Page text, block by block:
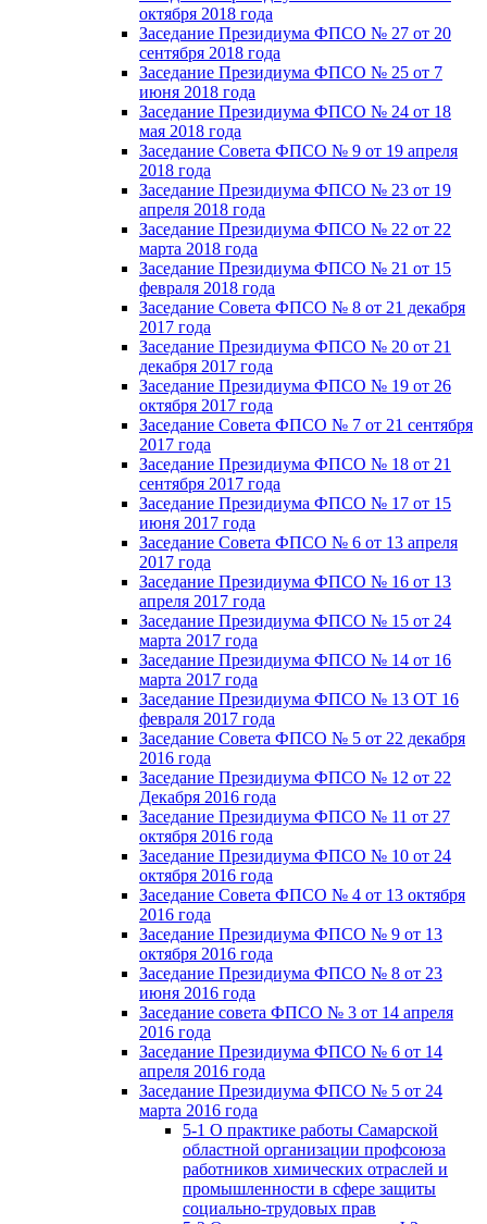
октября 2018 года
Заседание Президиума ФПСО № 27 от 20
сентября 2018 года
Заседание Президиума ФПСО № 25 от 7
июня 2018 года
Заседание Президиума ФПСО № 24 от 18
мая 2018 года
Заседание Совета ФПСО № 9 от 19 апреля
2018 года
Заседание Президиума ФПСО № 23 от 19
апреля 2018 года
Заседание Президиума ФПСО № 22 от 22
марта 2018 года
Заседание Президиума ФПСО № 21 от 15
февраля 2018 года
Заседание Совета ФПСО № 8 от 21 декабря
2017 года
Заседание Президиума ФПСО № 20 от 21
декабря 2017 года
Заседание Президиума ФПСО № 19 от 26
октября 2017 года
Заседание Совета ФПСО № 7 от 21 сентября
2017 года
Заседание Президиума ФПСО № 18 от 21
сентября 2017 года
Заседание Президиума ФПСО № 17 от 15
июня 2017 года
Заседание Совета ФПСО № 6 от 13 апреля
2017 года
Заседание Президиума ФПСО № 16 от 13
апреля 2017 года
Заседание Президиума ФПСО № 15 от 24
марта 2017 года
Заседание Президиума ФПСО № 14 от 16
марта 2017 года
Заседание Президиума ФПСО № 13 ОТ 16
февраля 2017 года
Заседание Совета ФПСО № 5 от 22 декабря
2016 года
Заседание Президиума ФПСО № 12 от 22
Декабря 2016 года
Заседание Президиума ФПСО № 11 от 27
октября 2016 года
Заседание Президиума ФПСО № 10 от 24
октября 2016 года
Заседание Совета ФПСО № 4 от 13 октября
2016 года
Заседание Президиума ФПСО № 9 от 13
октября 2016 года
Заседание Президиума ФПСО № 8 от 23
июня 2016 года
Заседание совета ФПСО № 3 от 14 апреля
2016 года
Заседание Президиума ФПСО № 6 от 14
апреля 2016 года
Заседание Президиума ФПСО № 5 от 24
марта 2016 года
5-1 О практике работы Самарской
областной организации профсоюза
работников химических отраслей и
промышленности в сфере защиты
социально-трудовых прав